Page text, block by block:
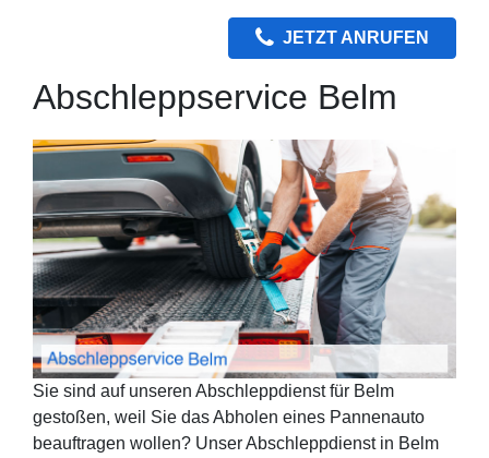
JETZT ANRUFEN
Abschleppservice Belm
Sie sind auf unseren Abschleppdienst für Belm
gestoßen, weil Sie das Abholen eines Pannenauto
beauftragen wollen? Unser Abschleppdienst in Belm